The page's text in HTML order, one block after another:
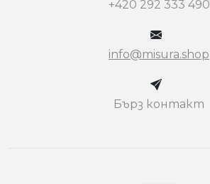
+420 292 333 490
info@misura.shop
Бърз контакт